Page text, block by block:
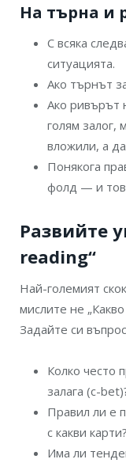
На търна и
С всяка
ситуацията.
Ако търнът
Ако ривърът
голям залог,
вложили, а
Понякога
фолд — и
Развийте
reading“
Най-големият
мислите не
Задайте си
Колко често
залага (c-
Правил ли е
с какви карти?
Има ли